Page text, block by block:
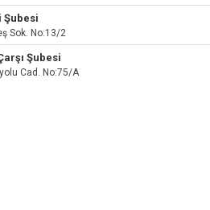
Şubesi
Sok. No:13/2
Şubesi
Cad. No:75/A